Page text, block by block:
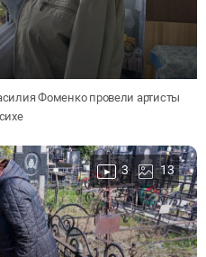
Фоменко провели артисты
3 13